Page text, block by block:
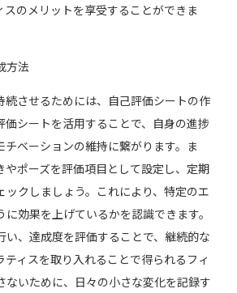
スのメリットを享受することができま
方法
続させるためには、自己評価シートの作
価シートを活用することで、自身の進捗
チベーションの維持に繋がります。ま
やポーズを評価項目として設定し、定期
ックしましょう。これにより、特定のエ
効果を上げているかを認識できます。
い、達成度を評価することで、継続的な
ィスを取り入れることで得られるフィ
ないために、日々の小さな変化を記録す